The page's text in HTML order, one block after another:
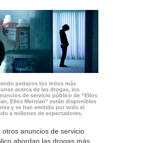
pedazos los mitos más
acerca de las drogas, los
de servicio público de “Ellos
Ellos Mentían” están disponibles
y se han emitido por todo el
a millones de espectadores.
otros anuncios de servicio
abordan las drogas más